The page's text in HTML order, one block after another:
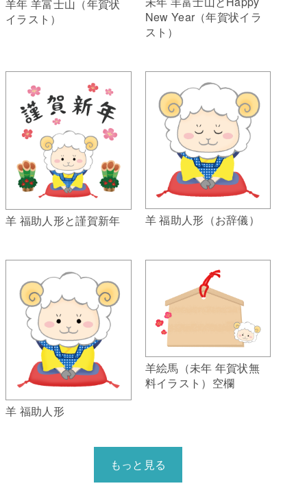
羊年 羊富士山（年賀状
イラスト）
New Year（年賀状イラ
スト）
羊 福助人形と謹賀新年 羊 福助人形（お辞儀）
羊 福助人形
羊絵馬（未年 年賀状無
料イラスト）空欄
もっと見る